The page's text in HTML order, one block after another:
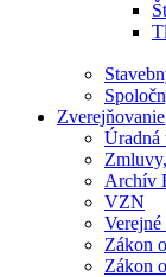
Zverejňovanie
Úradná
Archív
VZN
Verejné
Zákon
Zákon